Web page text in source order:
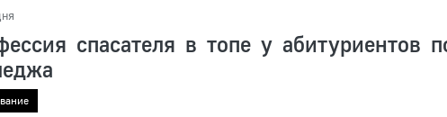
спасателя в топе у абитуриентов